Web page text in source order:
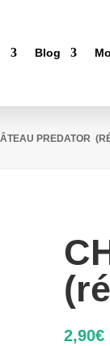
Blog
PREDATOR
2,90€